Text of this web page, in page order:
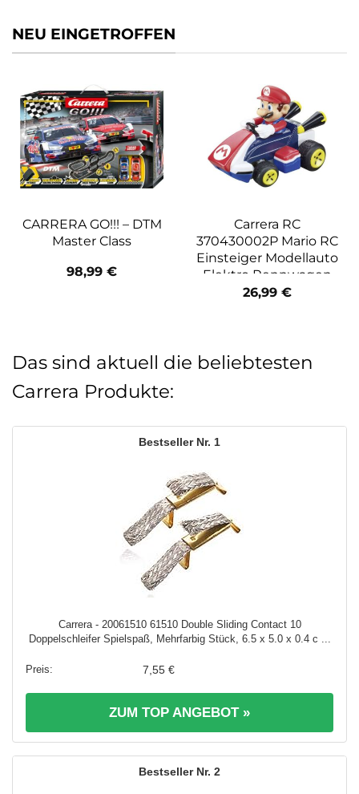
NEU EINGETROFFEN
CARRERA GO!!! – DTM
Master Class
98,99 €
Carrera RC
370430002P Mario RC
Einsteiger Modellauto
Elektro Rennwagen
26,99 €
Das sind aktuell die beliebtesten
Carrera Produkte:
1
Carrera - 20061510 61510 Double Sliding Contact 10
Doppelschleifer Spielspaß, Mehrfarbig Stück, 6.5 x 5.0 x 0.4 c ...
7,55 €
ZUM TOP ANGEBOT »
2